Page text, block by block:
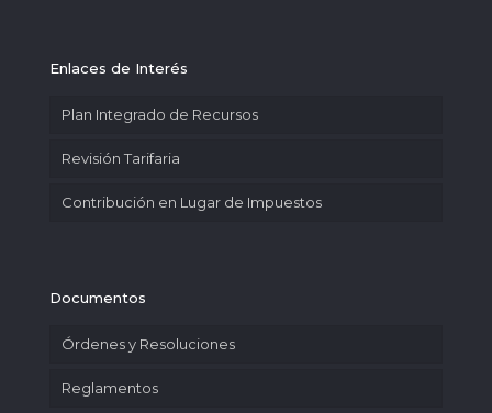
Enlaces de Interés
Plan Integrado de Recursos
Revisión Tarifaria
Contribución en Lugar de Impuestos
Documentos
Órdenes y Resoluciones
Reglamentos